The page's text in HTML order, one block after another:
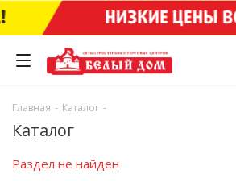
Главная - Каталог -
Каталог
Раздел не найден